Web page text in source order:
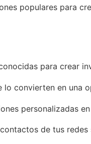
populares para
para crear
convierten en una
personalizadas
de tus